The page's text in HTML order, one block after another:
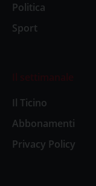
Politica
Sport
Il settimanale
Il Ticino
Abbonamenti
Privacy Policy